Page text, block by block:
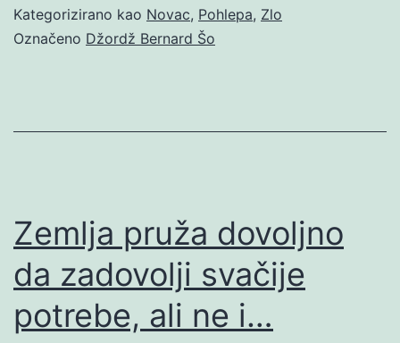
Kategorizirano kao Novac, Pohlepa, Zlo
Označeno Džordž Bernard Šo
Zemlja pruža dovoljno
da zadovolji svačije
potrebe, ali ne i…